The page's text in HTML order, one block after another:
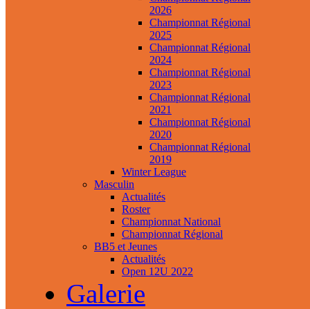
2026
Championnat Régional
2025
Championnat Régional
2024
Championnat Régional
2023
Championnat Régional
2021
Championnat Régional
2020
Championnat Régional
2019
Winter League
Masculin
Actualités
Roster
Championnat National
Championnat Régional
BB5 et Jeunes
Actualités
Open 12U 2022
Galerie